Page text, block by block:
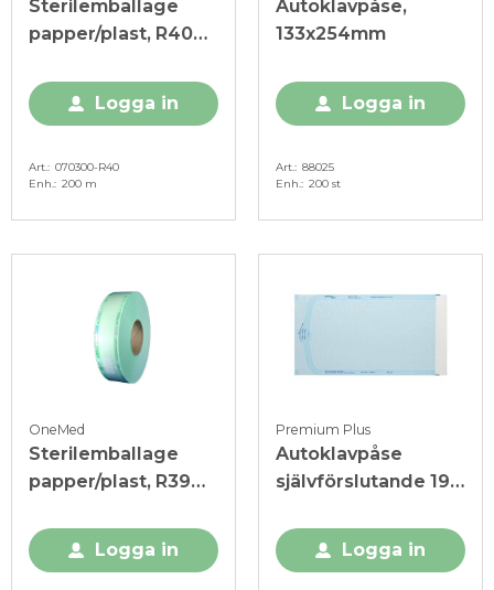
Sterilemballage
papper/plast, R40
Logga in
Art.
070300-R40
Enh.
200 m
Autoklavpåse,
133x254mm
Logga in
Art.
88025
Enh.
200 st
OneMed
Sterilemballage
papper/plast, R39
Logga in
Premium Plus
Autoklavpåse
självförslutande 190
Logga in